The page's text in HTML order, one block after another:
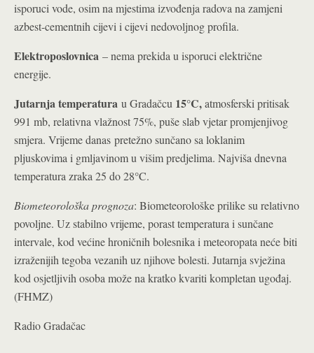
isporuci vode, osim na mjestima izvođenja radova na zamjeni
azbest-cementnih cijevi i cijevi nedovoljnog profila.
Elektroposlovnica – nema prekida u isporuci električne
energije.
Jutarnja temperatura u Gradačcu 15°C,atmosferski pritisak
991 mb, relativna vlažnost 75%, puše slab vjetar promjenjivog
smjera. Vrijeme danas pretežno sunčano sa loklanim
pljuskovima i gmljavinom u višim predjelima. Najviša dnevna
temperatura zraka 25 do 28°C.
Biometeorološka prognoza: Biometeorološke prilike su relativno
povoljne. Uz stabilno vrijeme, porast temperatura i sunčane
intervale, kod većine hroničnih bolesnika i meteoropata neće biti
izraženijih tegoba vezanih uz njihove bolesti. Jutarnja svježina
kod osjetljivih osoba može na kratko kvariti kompletan ugođaj.
(FHMZ)
Radio Gradačac